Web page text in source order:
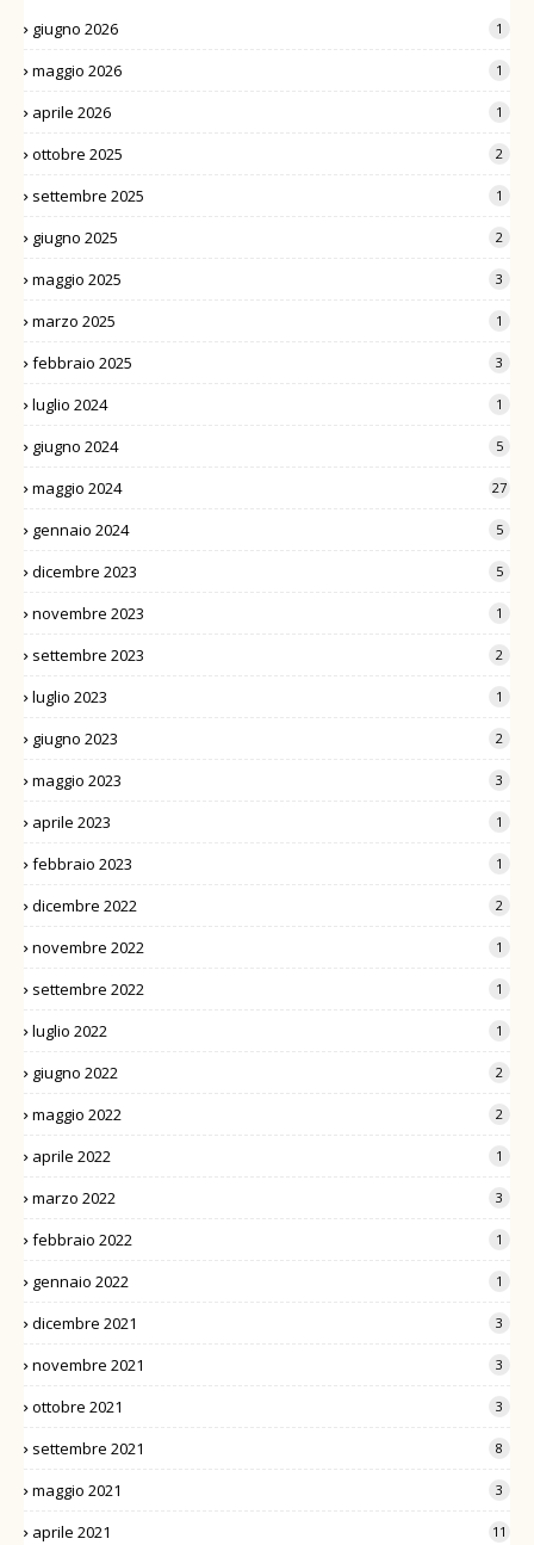
giugno 2026 1
maggio 2026 1
aprile 2026 1
ottobre 2025 2
settembre 2025 1
giugno 2025 2
maggio 2025 3
marzo 2025 1
febbraio 2025 3
luglio 2024 1
giugno 2024 5
maggio 2024 27
gennaio 2024 5
dicembre 2023 5
novembre 2023 1
settembre 2023 2
luglio 2023 1
giugno 2023 2
maggio 2023 3
aprile 2023 1
febbraio 2023 1
dicembre 2022 2
novembre 2022 1
settembre 2022 1
luglio 2022 1
giugno 2022 2
maggio 2022 2
aprile 2022 1
marzo 2022 3
febbraio 2022 1
gennaio 2022 1
dicembre 2021 3
novembre 2021 3
ottobre 2021 3
settembre 2021 8
maggio 2021 3
aprile 2021 11